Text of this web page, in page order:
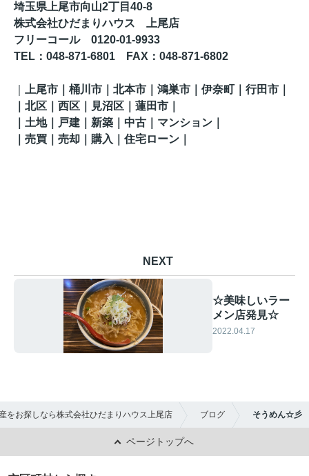
埼玉県上尾市向山2丁目40-8
株式会社ひだまりハウス 上尾店
フリーコール 0120-01-9933
TEL ：048-871-6801 FAX ： 048-871-6802
上尾市｜桶川市｜北本市｜鴻巣市｜伊奈町 ｜行田市
北区 ｜西区｜見沼区 ｜蓮田市
｜土地｜戸建｜新築｜中古｜マンション｜
｜売買｜売却｜購入｜住宅ローン｜
NEXT
☆美味しいラー
メン店発見☆
2022.04.17
をお探しなら株式会社ひだまりハウス上尾店 ブログ そうめん☆彡
ページトップへ